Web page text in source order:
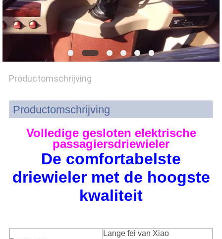
SITEMAP
PRIVACY
POLICY
Productomschrijving
Productomschrijving
Volledige gesloten elektrische
passagiersdriewieler
De comfortabelste
driewieler met de hoogste
kwaliteit
Lange fei van Xiao